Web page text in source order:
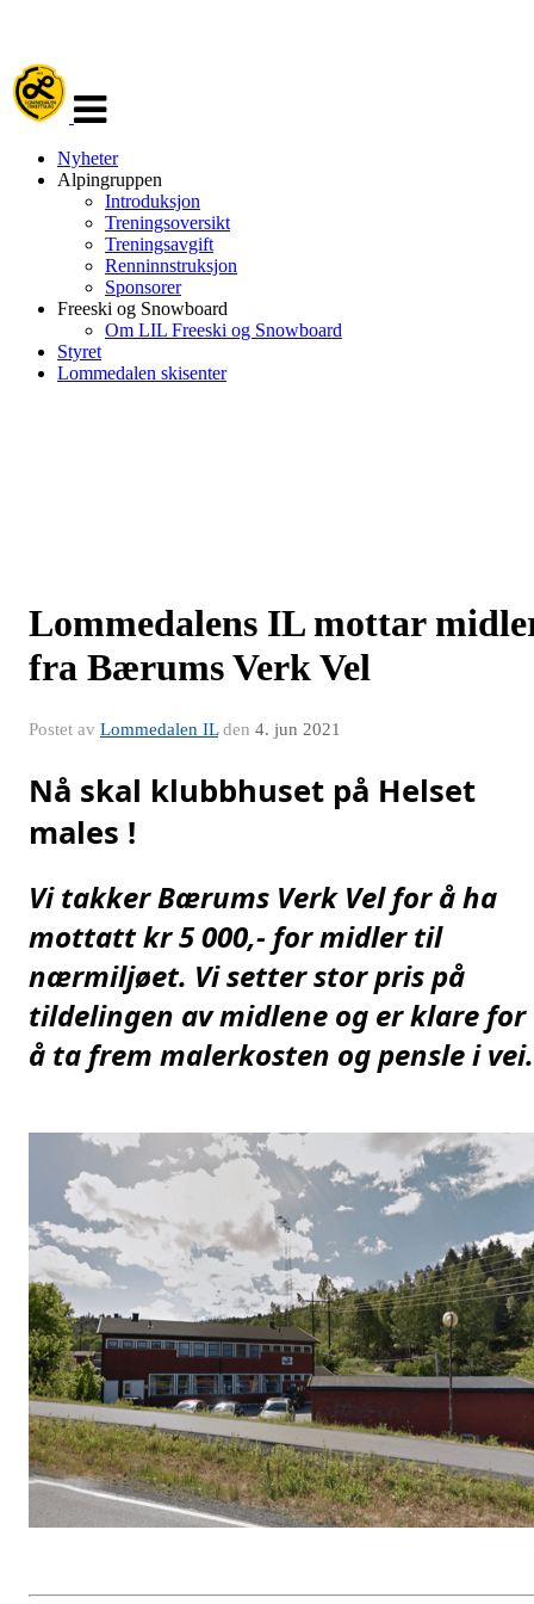
navigasjon
Nyheter
Alpingruppen
Introduksjon
Treningsoversikt
Treningsavgift
Renninnstruksjon
Sponsorer
Freeski og Snowboard
Om LIL Freeski og Snowboard
Styret
Lommedalen skisenter
Lommedalens IL mottar
fra Bærums Verk Vel
Postet av Lommedalen ILden 4. jun 2021
Nå skal klubbhuset på Helset
males !
Vi takker Bærums Verk Vel for å ha
mottatt kr 5 000,- for midler til
nærmiljøet. Vi setter stor pris på
tildelingen av midlene og er klare for
å ta frem malerkosten og pensle i vei.